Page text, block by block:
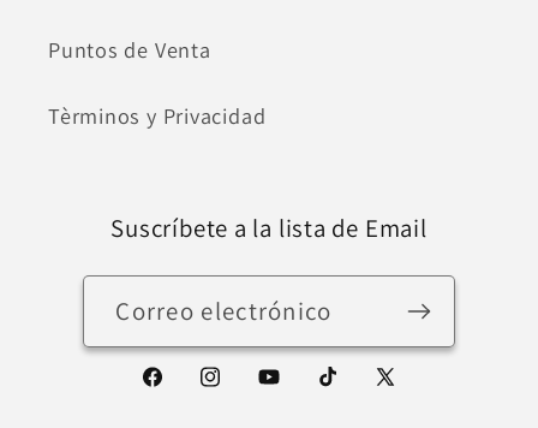
Puntos de Venta
Tèrminos y Privacidad
Suscríbete a la lista de Email
Correo electrónico
FacebookInstagramYouTubeTikTokX